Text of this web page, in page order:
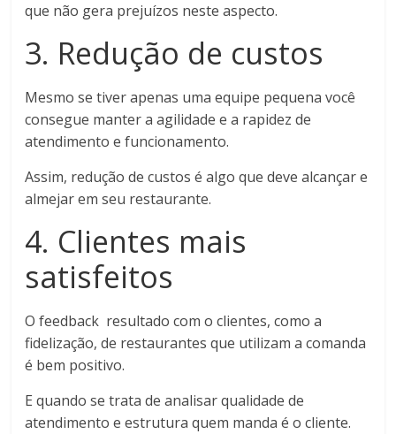
que não gera prejuízos neste aspecto.
3. Redução de custos
Mesmo se tiver apenas uma equipe pequena você
consegue manter a agilidade e a rapidez de
atendimento e funcionamento.
Assim, redução de custos é algo que deve alcançar e
almejar em seu restaurante.
4. Clientes mais
satisfeitos
O feedback resultado com o clientes, como a
fidelização, de restaurantes que utilizam a comanda
é bem positivo.
E quando se trata de analisar qualidade de
atendimento e estrutura quem manda é o cliente.